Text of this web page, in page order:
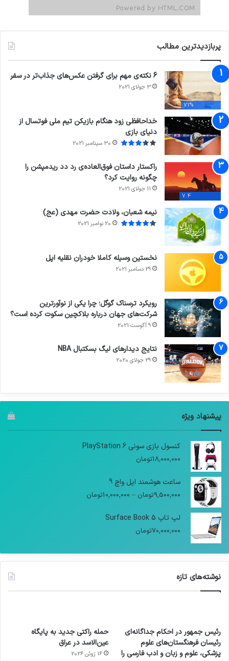
پربازدیدترین مطالب
71%
6 نکته‌ی مهم برای گرفتن عکس‌های جذاب‌تر در سفر
3 جولای 2021
خداحافظی زود هنگام بازیکن تیم ملی فوتسال از
دنیای بازی
30 سپتامبر 2021
7.4
راکستار داستان فوق‌العاده‌ی رد دد ریدمپشن را
چگونه روایت کرد؟
11 جولای 2021
نیمه شعبان، ولادت حضرت مهدی (عج)
20 نوامبر 2021
نخستین وسیله کاملا خودران نقلیه اپل
29 دسامبر 2021
رویکرد ترسناک گوگل؛ چرا یکی از نوآورترین
شرکت‌های جهان درباره بلاکچین سکوت کرده است؟
9 آگوست 2021
نتایج دیدار‌های لیگ بسکتبال NBA
29 جولای 2020
پیشنهاد ویژه
کنسول بازی سونی PlayStation 6
18,000,000تومان
ساعت هوشمند اپل واچ 9
9,500,000تومان –
10,000,000تومان
لپ تاپ Surface Book 5
70,000,000تومان
نوشته‌های تازه
رئیس جمهور در احکام جداگانه‌ای
رئیسان فرهنگستان‌های علوم
پزشکی، علوم و زبان و ادب فارسی را
حمله راکتی جدید به پایگاه
عین‌الاسد در عراق
16 ژوئن 2026